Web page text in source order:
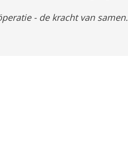
- de kracht van samen.